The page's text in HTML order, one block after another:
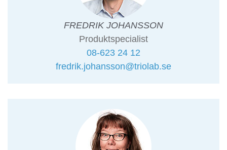
FREDRIK JOHANSSON
Produktspecialist
08-623 24 12
fredrik.johansson@triolab.se